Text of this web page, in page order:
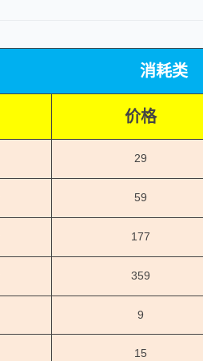
消耗类
价格
29
59
177
359
9
15